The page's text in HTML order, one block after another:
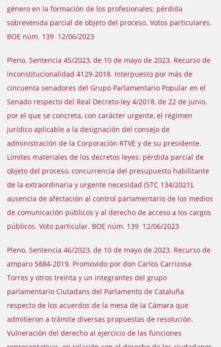
género en la formación de los profesionales; pérdida
sobrevenida parcial de objeto del proceso. Votos particulares.
BOE núm. 139 12/06/2023
Pleno. Sentencia 45/2023, de 10 de mayo de 2023. Recurso de
inconstitucionalidad 4129-2018. Interpuesto por más de
cincuenta senadores del Grupo Parlamentario Popular en el
Senado respecto del Real Decreto-ley 4/2018, de 22 de junio,
por el que se concreta, con carácter urgente, el régimen
jurídico aplicable a la designación del consejo de
administración de la Corporación RTVE y de su presidente.
Límites materiales de los decretos leyes: pérdida parcial de
objeto del proceso, concurrencia del presupuesto habilitante
de la extraordinaria y urgente necesidad (STC 134/2021),
ausencia de afectación al control parlamentario de los medios
de comunicación públicos y al derecho de acceso a los cargos
públicos. Voto particular. BOE núm. 139 12/06/2023
Pleno. Sentencia 46/2023, de 10 de mayo de 2023. Recurso de
amparo 5884-2019. Promovido por don Carlos Carrizosa
Torres y otros treinta y un integrantes del grupo
parlamentario Ciutadans del Parlamento de Cataluña
respecto de los acuerdos de la mesa de la Cámara que
admitieron a trámite diversas propuestas de resolución.
Vulneración del derecho al ejercicio de las funciones